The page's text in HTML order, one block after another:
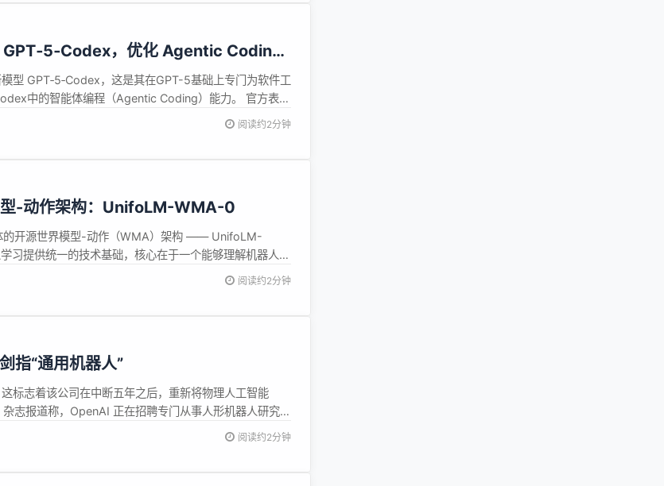
，优化 Agentic Coding
型 GPT‑5‑Codex，这是其在GPT-5基础上专门为软件工
中的智能体编程（Agentic Coding）能力。 官方表
规模重构等场景中表现显著提升，并且“在测试中可连续
阅读约2分钟
型-动作架构：UnifoLM-WMA-0
的开源世界模型-动作（WMA）架构 —— UnifoLM-
习提供统一的技术基础，核心在于一个能够理解机器人与
界模型具备两大核心功能： 仿真引擎：作为交互式仿真器
阅读约2分钟
指“通用机器人”
标志着该公司在中断五年之后，重新将物理人工智能
杂志报道称，OpenAI 正在招聘专门从事人形机器人研究的
，打造能够执行通用任务的机器人。 根据招聘信息，新成
阅读约2分钟